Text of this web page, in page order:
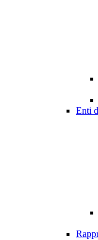
Enti